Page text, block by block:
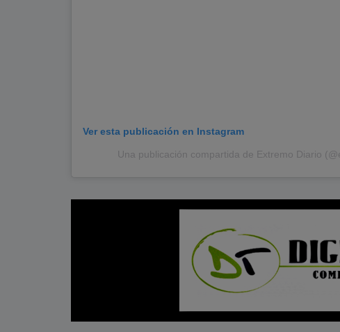
Ver esta publicación en Instagram
Una publicación compartida de Extremo Diario